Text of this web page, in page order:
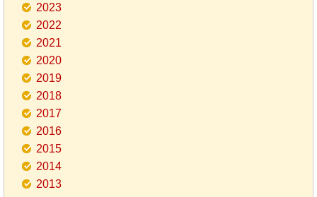
2023
2022
2021
2020
2019
2018
2017
2016
2015
2014
2013